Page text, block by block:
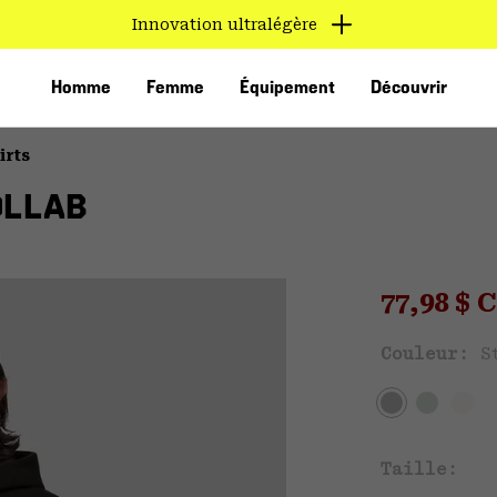
Innovation ultralégère
Homme Femme Équipement Découvrir
Sale
77,98 $
Couleur:
Taille: